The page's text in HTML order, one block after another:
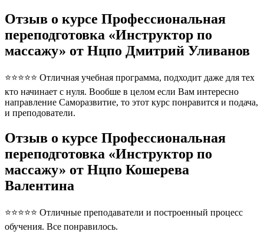
Отзыв о курсе Профессиональная
переподготовка «Инструктор по
массажу» от Нцпо Дмитрий Уливанов
⭐⭐⭐⭐⭐ Отличная учебная программа, подходит даже для тех
кто начинает с нуля. Вообше в целом если Вам интересно
направление Саморазвитие, то этот курс понравится и подача,
и преподователи.
Отзыв о курсе Профессиональная
переподготовка «Инструктор по
массажу» от Нцпо Кошерева
Валентина
⭐⭐⭐⭐⭐ Отличные преподаватели и построенный процесс
обучения. Все понравилось.